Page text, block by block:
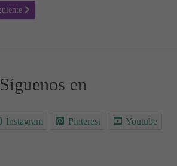
Hora del Planeta 🌏 26 de marzo
siguiente: Día Internacional de los Niños
Síguenos en
Instagram Pinterest Youtube